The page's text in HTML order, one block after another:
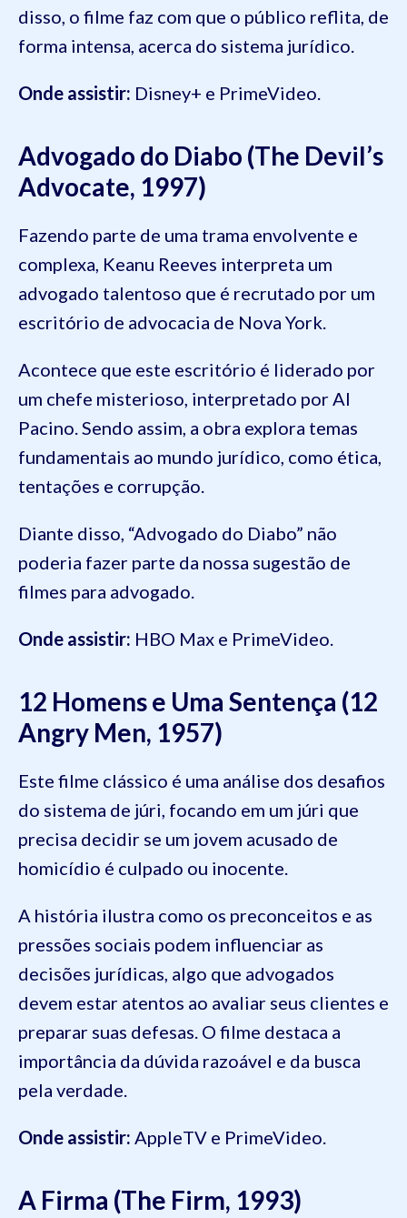
disso, o filme faz com que o público reflita, de
forma intensa, acerca do sistema jurídico.
Onde assistir: Disney+ e PrimeVideo.
Advogado do Diabo (The Devil’s
Advocate, 1997)
Fazendo parte de uma trama envolvente e
complexa, Keanu Reeves interpreta um
advogado talentoso que é recrutado por um
escritório de advocacia de Nova York.
Acontece que este escritório é liderado por
um chefe misterioso, interpretado por Al
Pacino. Sendo assim, a obra explora temas
fundamentais ao mundo jurídico, como ética,
tentações e corrupção.
Diante disso, “Advogado do Diabo” não
poderia fazer parte da nossa sugestão de
filmes para advogado.
Onde assistir: HBO Max e PrimeVideo.
12 Homens e Uma Sentença (12
Angry Men, 1957)
Este filme clássico é uma análise dos desafios
do sistema de júri, focando em um júri que
precisa decidir se um jovem acusado de
homicídio é culpado ou inocente.
A história ilustra como os preconceitos e as
pressões sociais podem influenciar as
decisões jurídicas, algo que advogados
devem estar atentos ao avaliar seus clientes e
preparar suas defesas. O filme destaca a
importância da dúvida razoável e da busca
pela verdade.
Onde assistir: AppleTV e PrimeVideo.
A Firma (The Firm, 1993)